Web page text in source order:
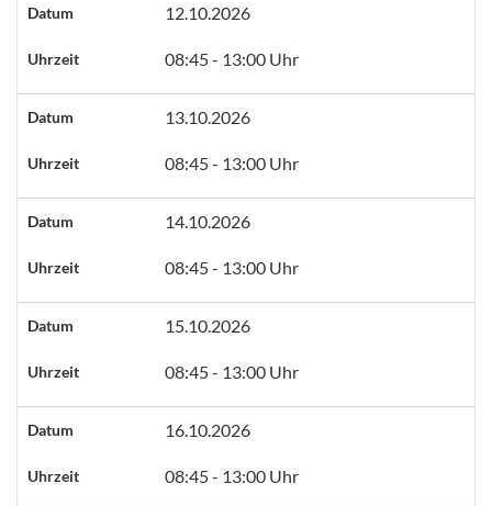
Datum 12.10.2026
Uhrzeit 08:45 - 13:00 Uhr
Datum 13.10.2026
Uhrzeit 08:45 - 13:00 Uhr
Datum 14.10.2026
Uhrzeit 08:45 - 13:00 Uhr
Datum 15.10.2026
Uhrzeit 08:45 - 13:00 Uhr
Datum 16.10.2026
Uhrzeit 08:45 - 13:00 Uhr